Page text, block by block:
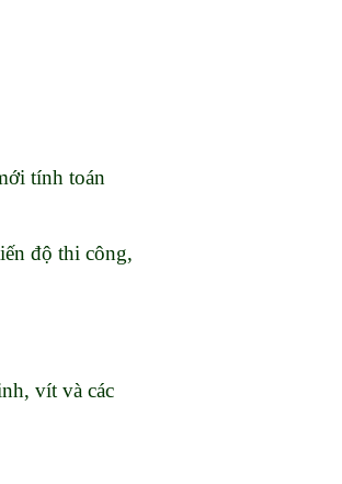
tính toán
độ thi công,
vít và các